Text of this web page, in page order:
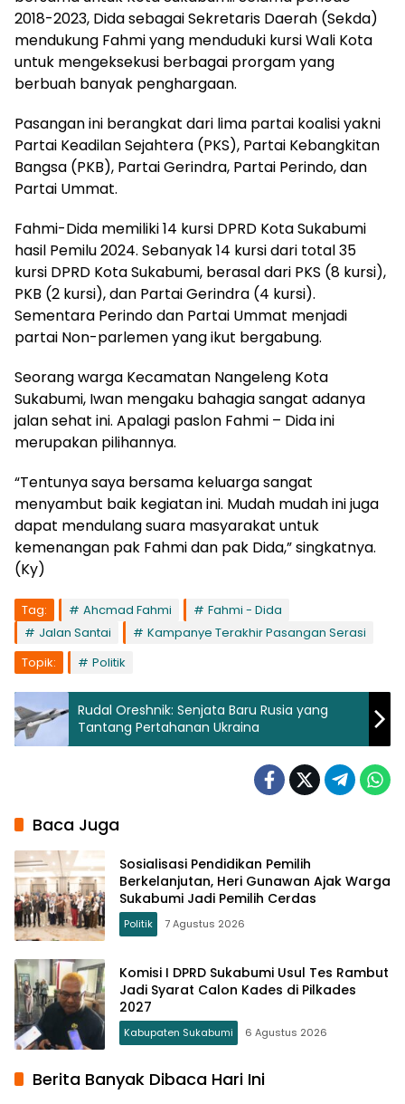
2018-2023, Dida sebagai Sekretaris Daerah (Sekda)
mendukung Fahmi yang menduduki kursi Wali Kota
untuk mengeksekusi berbagai prorgam yang
berbuah banyak penghargaan.
Pasangan ini berangkat dari lima partai koalisi yakni
Partai Keadilan Sejahtera (PKS), Partai Kebangkitan
Bangsa (PKB), Partai Gerindra, Partai Perindo, dan
Partai Ummat.
Fahmi-Dida memiliki 14 kursi DPRD Kota Sukabumi
hasil Pemilu 2024. Sebanyak 14 kursi dari total 35
kursi DPRD Kota Sukabumi, berasal dari PKS (8 kursi),
PKB (2 kursi), dan Partai Gerindra (4 kursi).
Sementara Perindo dan Partai Ummat menjadi
partai Non-parlemen yang ikut bergabung.
Seorang warga Kecamatan Nangeleng Kota
Sukabumi, Iwan mengaku bahagia sangat adanya
jalan sehat ini. Apalagi paslon Fahmi – Dida ini
merupakan pilihannya.
“Tentunya saya bersama keluarga sangat
menyambut baik kegiatan ini. Mudah mudah ini juga
dapat mendulang suara masyarakat untuk
kemenangan pak Fahmi dan pak Dida,” singkatnya.
(Ky)
Tag: Ahcmad Fahmi
Fahmi - Dida
Jalan Santai
Kampanye Terakhir Pasangan Serasi
Topik:
Politik
Rudal Oreshnik: Senjata Baru Rusia yang
Tantang Pertahanan Ukraina
Baca Juga
Sosialisasi Pendidikan Pemilih
Berkelanjutan, Heri Gunawan Ajak Warga
Sukabumi Jadi Pemilih Cerdas
Politik 7 Agustus 2026
Komisi I DPRD Sukabumi Usul Tes Rambut
Jadi Syarat Calon Kades di Pilkades
2027
Kabupaten Sukabumi 6 Agustus 2026
Berita Banyak Dibaca Hari Ini